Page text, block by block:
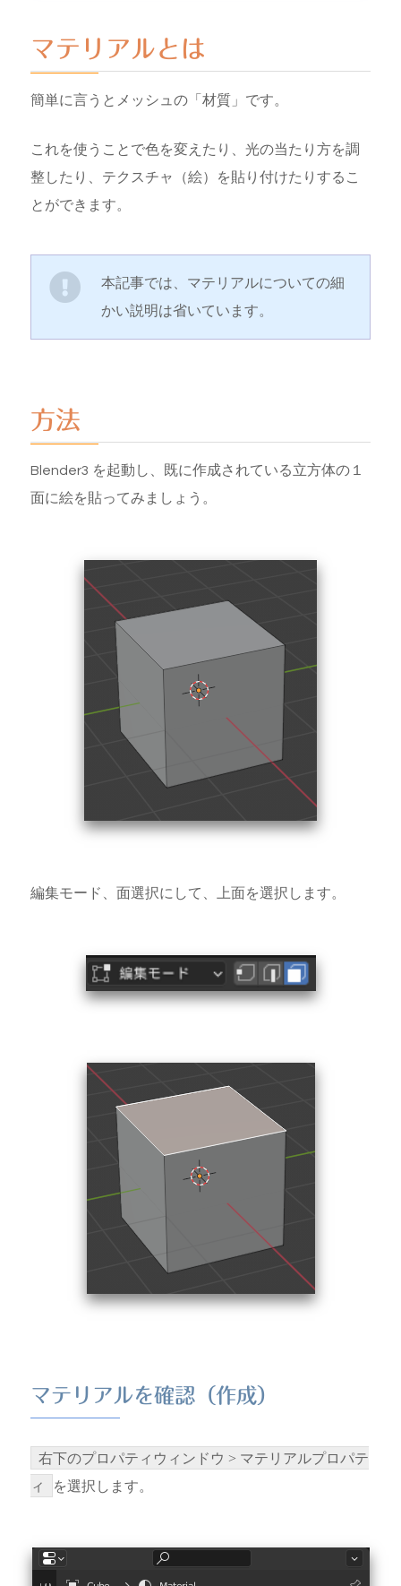
マテリアルとは
簡単に言うとメッシュの「材質」です。
これを使うことで色を変えたり、光の当たり方を調
整したり、テクスチャ（絵）を貼り付けたりするこ
とができます。
本記事では、マテリアルについての細
かい説明は省いています。
方法
Blender3 を起動し、既に作成されている立方体の１
面に絵を貼ってみましょう。
編集モード、面選択にして、上面を選択します。
マテリアルを確認（作成）
右下のプロパティウィンドウ > マテリアルプロパテ
ィ
を選択します。